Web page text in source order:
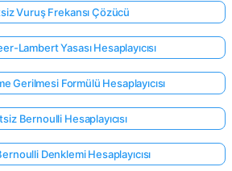
Vuruş Frekansı Çözücü
Lambert Yasası Hesaplayıcısı
Gerilmesi Formülü Hesaplayıcısı
Bernoulli Hesaplayıcısı
Denklemi Hesaplayıcısı